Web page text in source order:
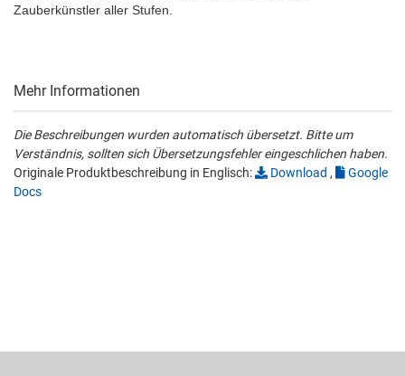
Zauberkünstler aller Stufen.
Mehr Informationen
Die Beschreibungen wurden automatisch übersetzt. Bitte um
Verständnis, sollten sich Übersetzungsfehler eingeschlichen haben.
Originale Produktbeschreibung in Englisch:
Download ,
Google
Docs